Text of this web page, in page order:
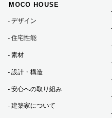
MOCO HOUSE
デザイン
住宅性能
素材
設計・構造
安心への取り組み
建築家について